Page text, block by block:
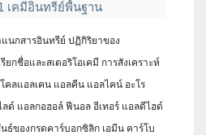
เคมีอินทรีย์พื้นฐาน
แนกสารอินทรีย์ ปฏิกิริยาของ
ยกชื่อและสเตอริโอเคมี การสังเคราะห์
คลแอลเคน แอลคีน แอลไคน์ อะโร
ด์ แอลกอฮอล์ ฟีนอล อีเทอร์ แอลดีไฮด์
ธ์ของกรดคาร์บอกซิลิก เอมีน คาร์โบ